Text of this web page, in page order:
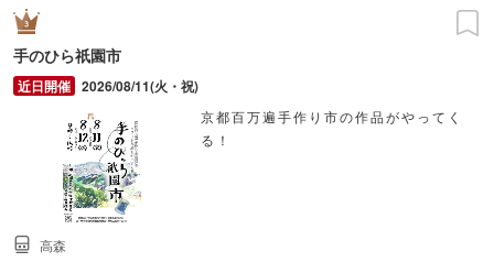
手のひら祇園市
2026/08/11(火・祝)
京都百万遍手作り市の作品がやってく
る！
高森